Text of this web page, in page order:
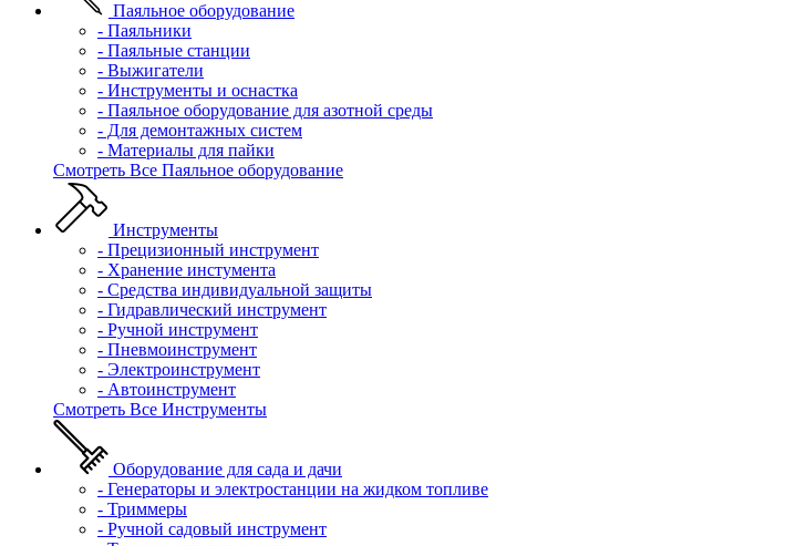
Паяльное оборудование
- Паяльники
- Паяльные станции
- Выжигатели
- Инструменты и оснастка
- Паяльное оборудование для азотной среды
- Для демонтажных систем
- Материалы для пайки
Смотреть Все Паяльное оборудование
Инструменты
- Прецизионный инструмент
- Хранение инстумента
- Средства индивидуальной защиты
- Гидравлический инструмент
- Ручной инструмент
- Пневмоинструмент
- Электроинструмент
- Автоинструмент
Смотреть Все Инструменты
Оборудование для сада и дачи
- Генераторы и электростанции на жидком топливе
- Триммеры
- Ручной садовый инструмент